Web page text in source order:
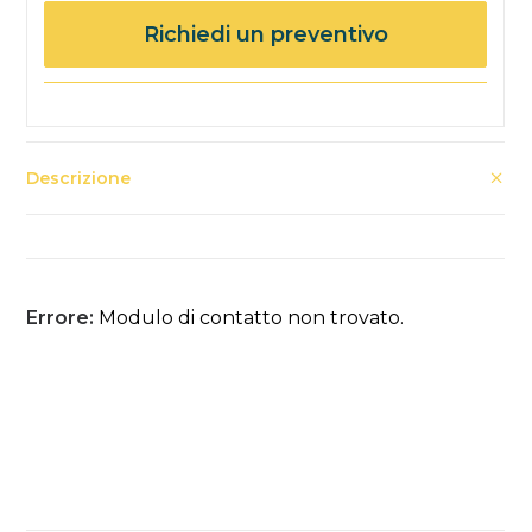
Richiedi un preventivo
Descrizione
Errore: Modulo di contatto non trovato.